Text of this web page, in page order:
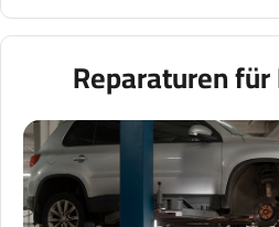
Reparaturen für